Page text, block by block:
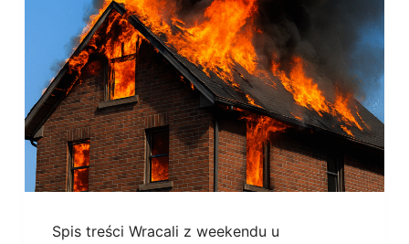
Spis treści Wracali z weekendu u